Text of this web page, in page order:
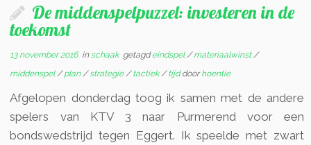
De middenspelpuzzel: investeren in de
toekomst
13 november 2016inschaak getagdeindspel/materiaalwinst/
middenspel/plan/strategie/tactiek/tijddoorhoentie
Afgelopen donderdag toog ik samen met de andere
spelers van KTV 3 naar Purmerend voor een
bondswedstrijd tegen Eggert. Ik speelde met zwart